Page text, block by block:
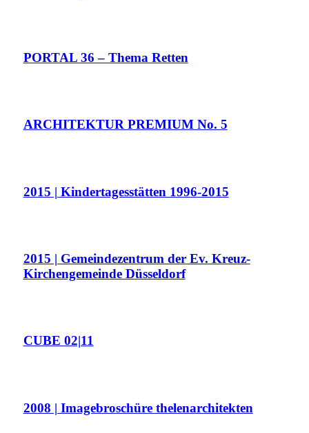
PORTAL 36 – Thema Retten
ARCHITEKTUR PREMIUM No. 5
2015 | Kindertagesstätten 1996-2015
2015 | Gemeindezentrum der Ev. Kreuz-
Kirchengemeinde Düsseldorf
CUBE 02|11
2008 | Imagebroschüre thelenarchitekten